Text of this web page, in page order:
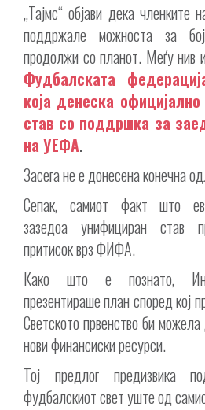
„Тајмс“ објави дека членките
поддржале можноста за
продолжи со планот. Меѓу нив
Фудбалската
која денеска официјално
став со поддршка за
на УЕФА.
Засега не е донесена конечна
Сепак, самиот факт што
зазедоа унифициран став
притисок врз ФИФА.
Како што е познато,
презентираше план според кој
Светското првенство би
нови финансиски ресурси.
Тој предлог предизвика
фудбалскиот свет уште од